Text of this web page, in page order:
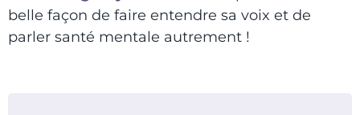
belle façon de faire entendre sa voix et de
parler santé mentale autrement !